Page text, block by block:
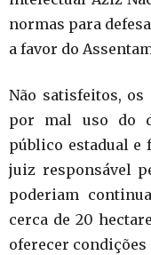
normas para
a favor do
Não satisfeitos, os
por mal uso do
público estadual e
juiz responsável
poderiam
cerca de 20
oferecer condições